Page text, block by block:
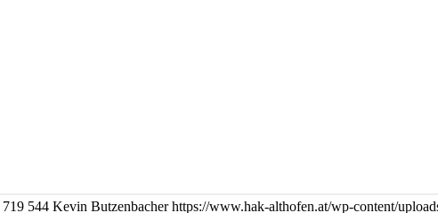
719 544 Kevin Butzenbacher https://www.hak-althofen.at/wp-content/